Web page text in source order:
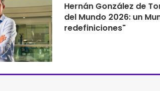
Hernán González de
del Mundo 2026: un
redefiniciones"